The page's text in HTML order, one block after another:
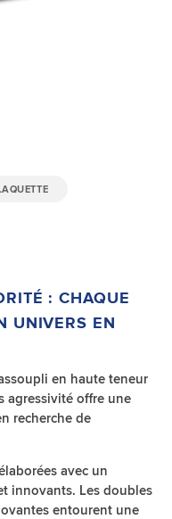
: CHAQUE
UNIVERS EN
en haute teneur
agressivité offre une
recherche de
avec un
innovants. Les doubles
entourent une